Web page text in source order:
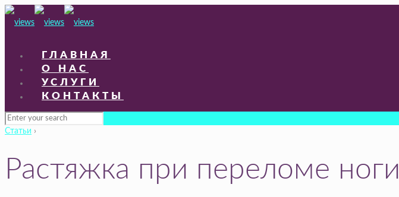
ГЛАВНАЯ
О НАС
УСЛУГИ
КОНТАКТЫ
Статьи ›
Растяжка при переломе ноги